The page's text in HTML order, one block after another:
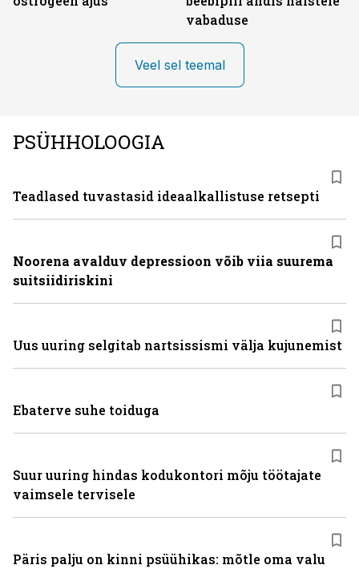
vabaduse
Veel sel teemal
PSÜHHOLOOGIA
Teadlased tuvastasid ideaalkallistuse retsepti
Noorena avalduv depressioon võib viia suurema
suitsiidiriskini
Uus uuring selgitab nartsissismi välja kujunemist
Ebaterve suhe toiduga
Suur uuring hindas kodukontori mõju töötajate
vaimsele tervisele
Päris palju on kinni psüühikas: mõtle oma valu